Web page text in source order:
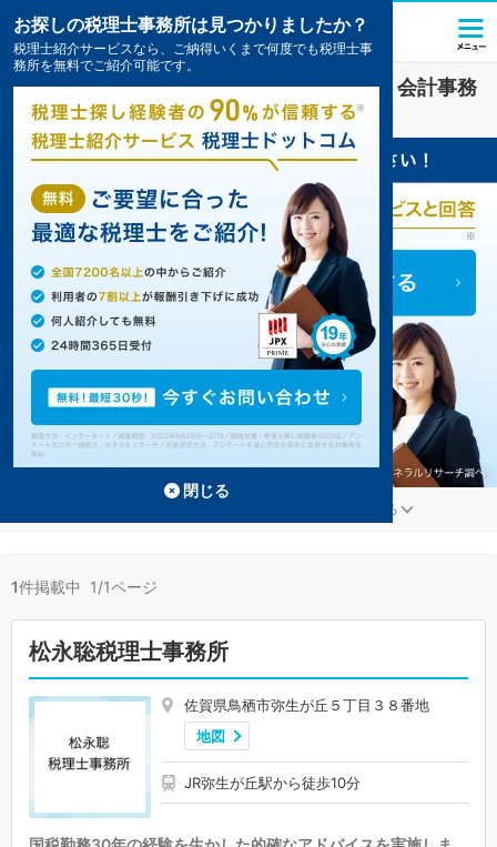
製造業界に強い鳥栖市(佐賀県)の税理士・会計事務
所の一覧1件掲載中
もっと見る
1件掲載中 1/1ページ
松永聡税理士事務所
佐賀県鳥栖市弥生が丘５丁目３８番地
地図
JR弥生が丘駅から徒歩10分
お探しの税理士事務所は見つかりましたか？
税理士紹介サービスなら、ご納得いくまで何度でも税理士事
務所を無料でご紹介可能です。
閉じる